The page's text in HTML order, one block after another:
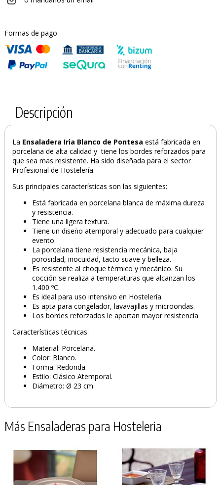
PRODUCTO AÑADIDO AL CARRITO
Formas de pago
Descripción
La Ensaladera Iria Blanco de Pontesaestá fabricada en
porcelana de alta calidad y tiene los bordes reforzados para
que sea mas resistente. Ha sido diseñada para el sector
Profesional de Hostelería.
Sus principales características son las siguientes:
Está fabricada en porcelana blanca de máxima dureza
y resistencia.
Tiene una ligera textura.
Tiene un diseño atemporal y adecuado para cualquier
evento.
La porcelana tiene resistencia mecánica, baja
porosidad, inocuidad, tacto suave y belleza.
Es resistente al choque térmico y mecánico. Su
cocción se realiza a temperaturas que alcanzan los
1.400 ºC.
Es ideal para uso intensivo en Hostelería.
Es apta para congelador, lavavajillas y microondas.
Los bordes reforzados le aportan mayor resistencia.
Características técnicas:
Material: Porcelana.
Color: Blanco.
Forma: Redonda.
Estilo: Clásico Atemporal.
Diámetro: Ø 23 cm.
Más Ensaladeras para Hosteleria